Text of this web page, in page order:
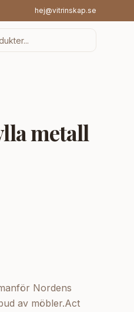
hej@vitrinskap.se
metall
Nordens
av möbler.Act